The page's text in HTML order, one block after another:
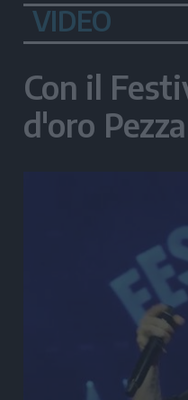
VIDEO
Con il
d'oro